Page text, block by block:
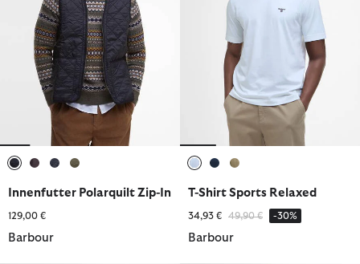
Innenfutter Polarquilt Zip-In
129,00 €
Barbour
T-Shirt Sports Relaxed
34,93 € Reduziert von
49,90 €bis-30%
Barbour